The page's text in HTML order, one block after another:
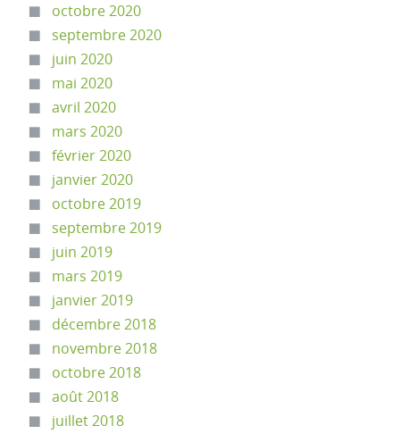
octobre 2020
septembre 2020
juin 2020
mai 2020
avril 2020
mars 2020
février 2020
janvier 2020
octobre 2019
septembre 2019
juin 2019
mars 2019
janvier 2019
décembre 2018
novembre 2018
octobre 2018
août 2018
juillet 2018